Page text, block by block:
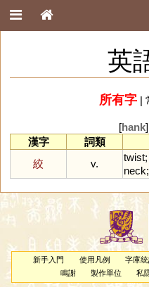
英
所有字|
[hank
漢字
詞類
絞
v.
twist;
neck;
新手入門 使用凡例 字庫
鳴謝
製作單位 私